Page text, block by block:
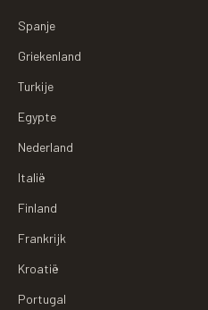
Spanje
Griekenland
Turkije
Egypte
Nederland
Italië
Finland
Frankrijk
Kroatië
Portugal